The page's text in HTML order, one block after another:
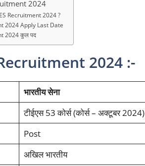
2024
Recruitment 2024 ?
2024 Apply Last Date
2024 कुल पद
2024 :-
भारतीय सेना
टीईएस 53 कोर्स (कोर्स – अक्टूबर 2024)
Post
अखिल भारतीय